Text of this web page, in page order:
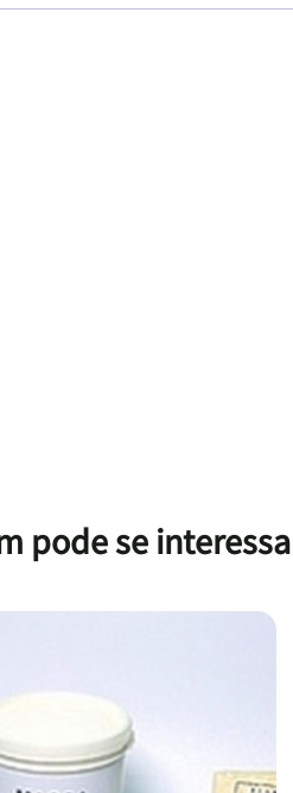
pode se